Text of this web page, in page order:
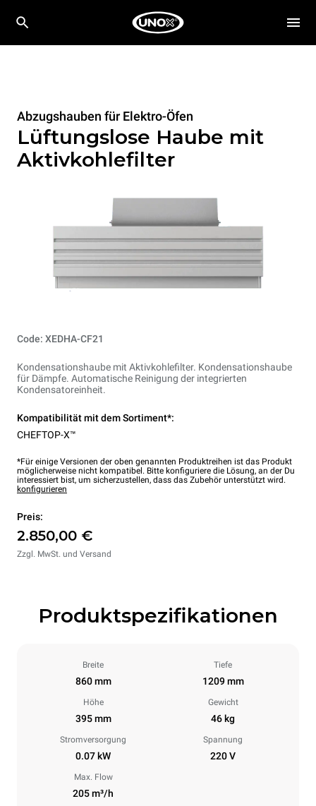
Abzugshauben für Elektro-Öfen
Lüftungslose Haube mit
Aktivkohlefilter
Code: XEDHA-CF21
Kondensationshaube mit Aktivkohlefilter. Kondensationshaube
für Dämpfe. Automatische Reinigung der integrierten
Kondensatoreinheit.
Kompatibilität mit dem Sortiment*:
CHEFTOP-X™
*Für einige Versionen der oben genannten Produktreihen ist das Produkt
möglicherweise nicht kompatibel. Bitte konfiguriere die Lösung, an der Du
interessiert bist, um sicherzustellen, dass das Zubehör unterstützt wird.
konfigurieren
Preis:
2.850,00 €
Zzgl. MwSt. und Versand
Produktspezifikationen
Breite
860 mm
Tiefe
1209 mm
Höhe
395 mm
Gewicht
46 kg
Stromversorgung
0.07 kW
Spannung
220 V
Max. Flow
205 m³/h